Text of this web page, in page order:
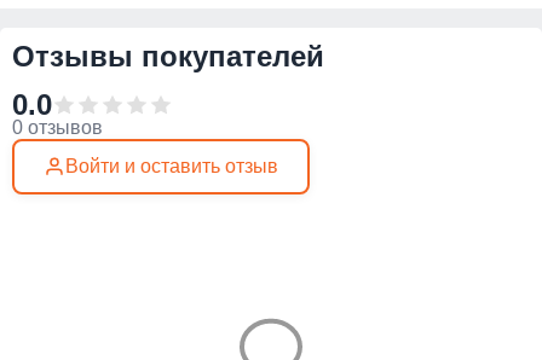
Отзывы покупателей
0.0
0 отзывов
Войти и оставить отзыв